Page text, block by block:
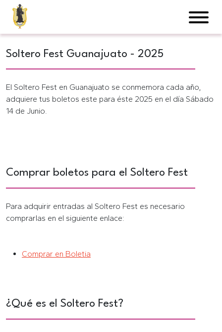
Soltero Fest Guanajuato - 2025
El Soltero Fest en Guanajuato se conmemora cada año,
adquiere tus boletos este para éste 2025 en el día Sábado
14 de Junio.
Comprar boletos para el Soltero Fest
Para adquirir entradas al Soltero Fest es necesario
comprarlas en el siguiente enlace:
Comprar en Boletia
¿Qué es el Soltero Fest?